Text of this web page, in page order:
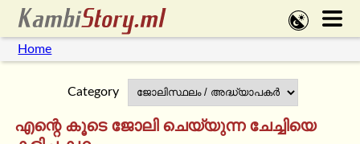
Home
Category
എന്റെ കൂടെ ജോലി ചെയ്യുന്ന ചേച്ചിയെ